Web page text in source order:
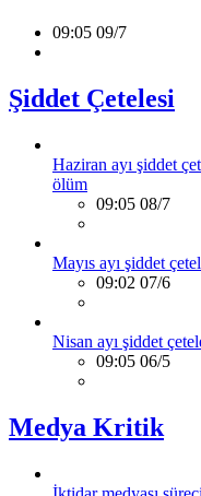
09:05 09/7
Şiddet Çetelesi
Haziran ayı şiddet
ölüm
09:05 08/7
Mayıs ayı şiddet
09:02 07/6
Nisan ayı şiddet
09:05 06/5
Medya Kritik